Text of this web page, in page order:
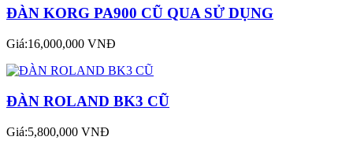
ĐÀN KORG PA900 CŨ QUA SỬ DỤNG
Giá:16,000,000 VNĐ
ĐÀN ROLAND BK3 CŨ
Giá:5,800,000 VNĐ